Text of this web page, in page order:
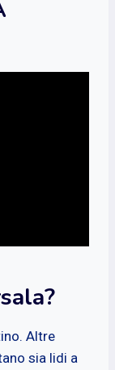
Altre
sia lidi a